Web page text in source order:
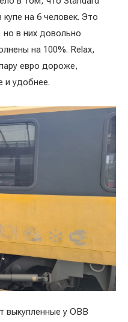
на 6 человек. Это
в них довольно
на 100%. Relax,
евро дороже,
и удобнее.
выкупленные у OBB